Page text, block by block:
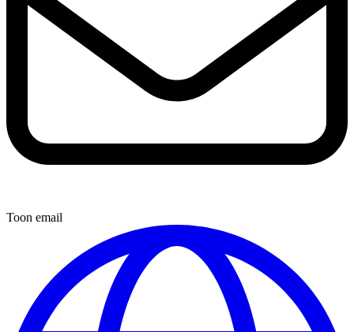
Toon email